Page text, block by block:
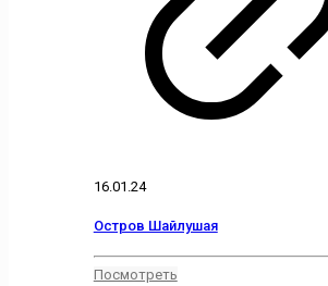
16.01.24
Остров Шайлушая
Посмотреть